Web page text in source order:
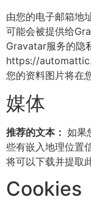
由您的电子邮箱地
可能会被提供给
Gravatar服务的隐
https://
您的资料图片将在
媒体
推荐的文本： 如果
些有嵌入地理位置
将可以下载并提取
Cookies